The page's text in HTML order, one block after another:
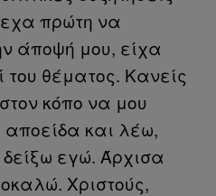
πρώτη να
άποψή μου, είχα
του θέματος. Κανείς
κόπο να μου
αποείδα και λέω,
εγώ. Άρχισα
Χριστούς,